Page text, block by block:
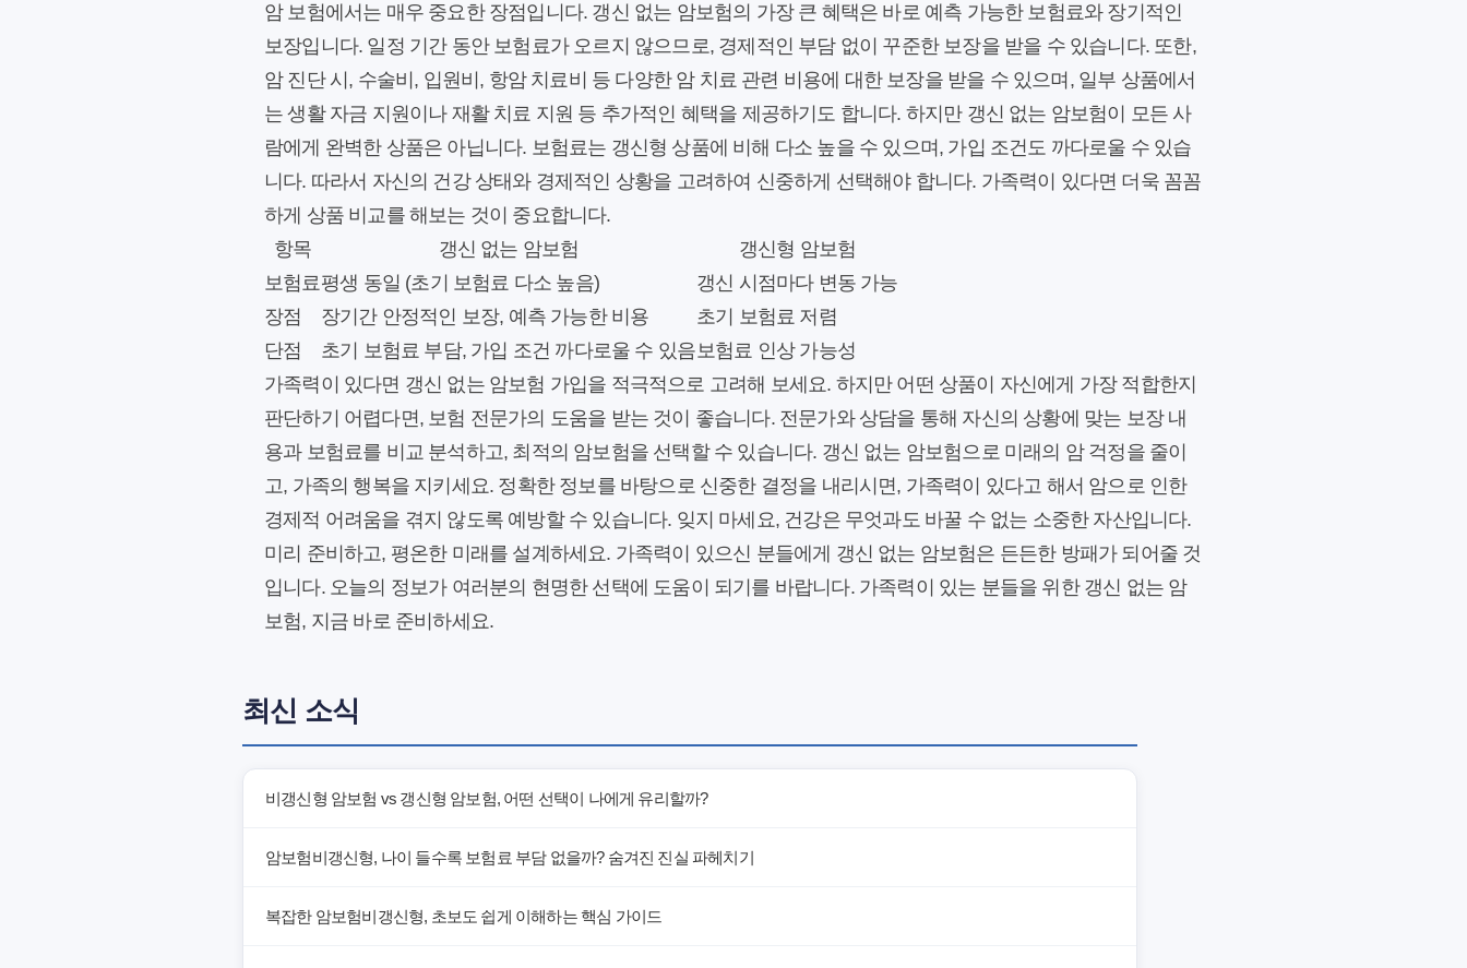
암 보험에서는 매우 중요한 장점입니다. 갱신 없는 암보험의 가장 큰 혜택은 바로 예측 가능한 보험료와 장기적인
보장입니다. 일정 기간 동안 보험료가 오르지 않으므로, 경제적인 부담 없이 꾸준한 보장을 받을 수 있습니다. 또한,
암 진단 시, 수술비, 입원비, 항암 치료비 등 다양한 암 치료 관련 비용에 대한 보장을 받을 수 있으며, 일부 상품에서
는 생활 자금 지원이나 재활 치료 지원 등 추가적인 혜택을 제공하기도 합니다. 하지만 갱신 없는 암보험이 모든 사
람에게 완벽한 상품은 아닙니다. 보험료는 갱신형 상품에 비해 다소 높을 수 있으며, 가입 조건도 까다로울 수 있습
니다. 따라서 자신의 건강 상태와 경제적인 상황을 고려하여 신중하게 선택해야 합니다. 가족력이 있다면 더욱 꼼꼼
하게 상품 비교를 해보는 것이 중요합니다.
항목
갱신 없는 암보험
갱신형 암보험
보험료평생 동일 (초기 보험료 다소 높음)
갱신 시점마다 변동 가능
장점
장기간 안정적인 보장, 예측 가능한 비용
초기 보험료 저렴
단점
초기 보험료 부담, 가입 조건 까다로울 수 있음보험료 인상 가능성
가족력이 있다면 갱신 없는 암보험 가입을 적극적으로 고려해 보세요. 하지만 어떤 상품이 자신에게 가장 적합한지
판단하기 어렵다면, 보험 전문가의 도움을 받는 것이 좋습니다. 전문가와 상담을 통해 자신의 상황에 맞는 보장 내
용과 보험료를 비교 분석하고, 최적의 암보험을 선택할 수 있습니다. 갱신 없는 암보험으로 미래의 암 걱정을 줄이
고, 가족의 행복을 지키세요. 정확한 정보를 바탕으로 신중한 결정을 내리시면, 가족력이 있다고 해서 암으로 인한
경제적 어려움을 겪지 않도록 예방할 수 있습니다. 잊지 마세요, 건강은 무엇과도 바꿀 수 없는 소중한 자산입니다.
미리 준비하고, 평온한 미래를 설계하세요. 가족력이 있으신 분들에게 갱신 없는 암보험은 든든한 방패가 되어줄 것
입니다. 오늘의 정보가 여러분의 현명한 선택에 도움이 되기를 바랍니다. 가족력이 있는 분들을 위한 갱신 없는 암
보험, 지금 바로 준비하세요.
최신 소식
비갱신형 암보험 vs 갱신형 암보험, 어떤 선택이 나에게 유리할까?
암보험비갱신형, 나이 들수록 보험료 부담 없을까? 숨겨진 진실 파헤치기
복잡한 암보험비갱신형, 초보도 쉽게 이해하는 핵심 가이드